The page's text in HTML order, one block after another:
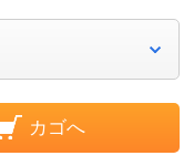
カゴへ